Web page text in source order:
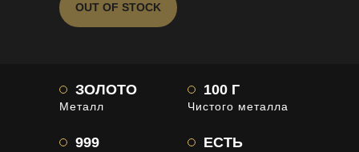
OUT OF STOCK
Металл Чистого металла
999 ЕСТЬ
ЗОЛОТО 100 Г